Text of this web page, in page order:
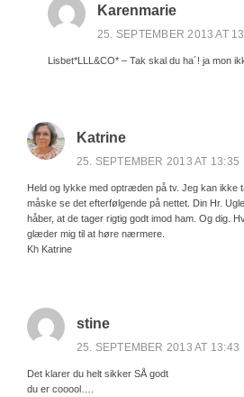
Karenmarie
25. SEPTEMBER 2013 AT
Lisbet*LLL&CO* – Tak skal du ha´! ja mon
Katrine
25. SEPTEMBER 2013 AT 13:35
Held og lykke med optræden på tv. Jeg kan ikke
måske se det efterfølgende på nettet. Din Hr.
håber, at de tager rigtig godt imod ham. Og dig.
glæder mig til at høre nærmere.
Kh Katrine
stine
25. SEPTEMBER 2013 AT 13:43
Det klarer du helt sikker SÅ godt
du er cooool….